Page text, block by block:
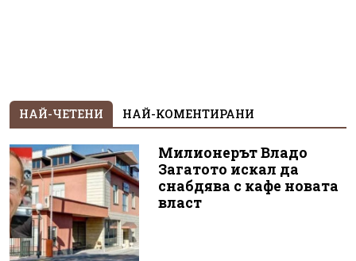
НАЙ-ЧЕТЕНИ НАЙ-КОМЕНТИРАНИ
Милионерът Владо
Загатото искал да
снабдява с кафе новата
власт